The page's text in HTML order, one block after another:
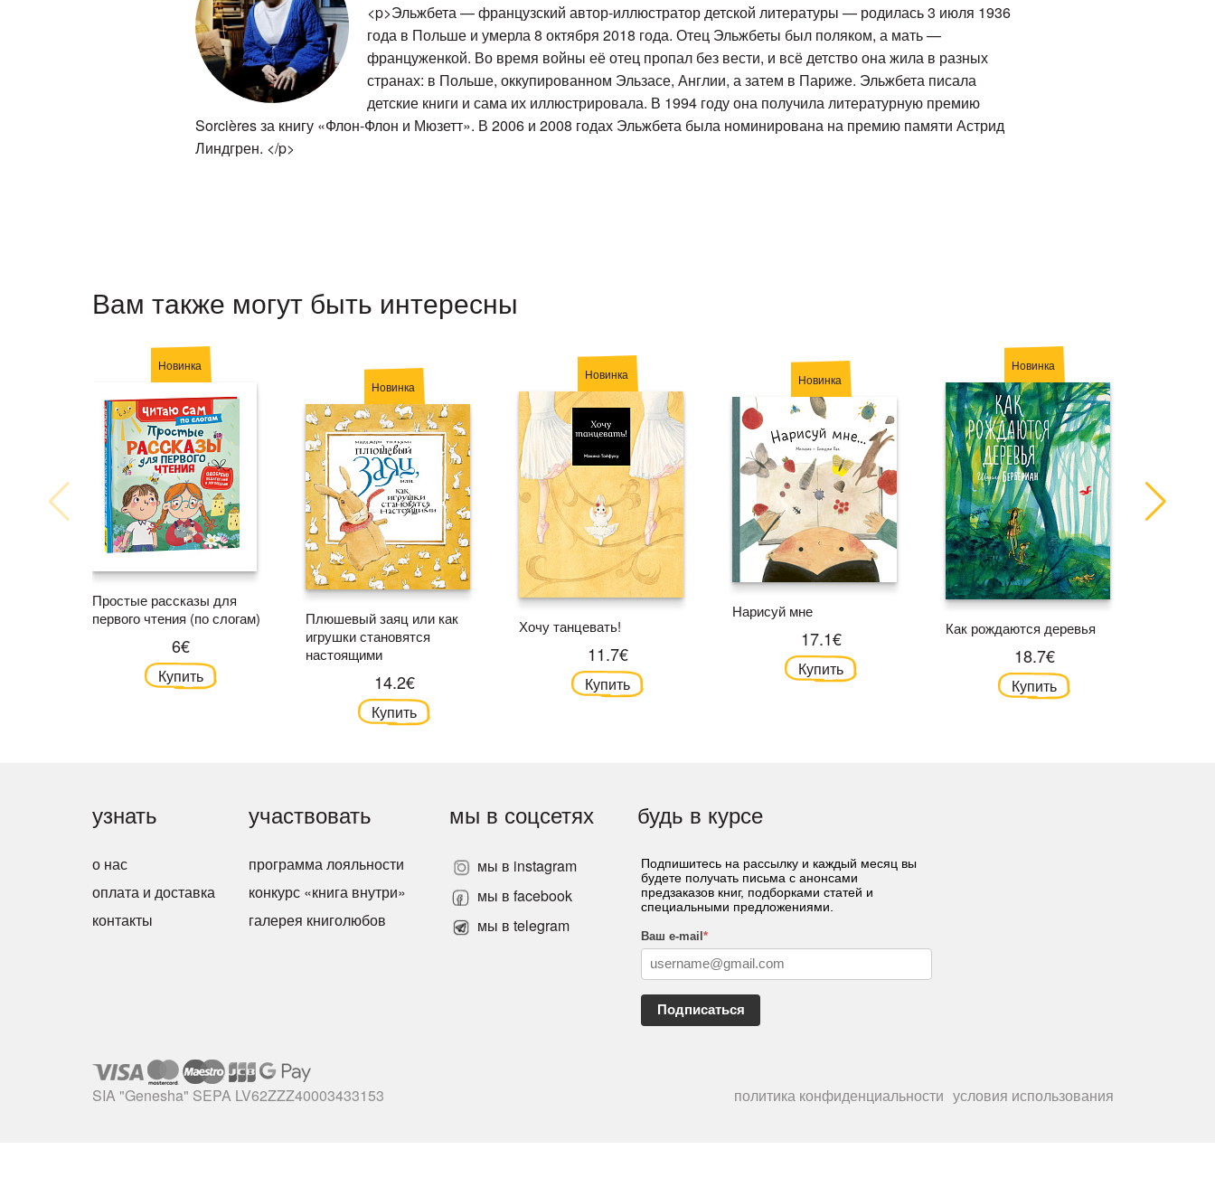
<p>Эльжбета — французский автор-иллюстратор детской литературы — родилась 3 июля 1936
года в Польше и умерла 8 октября 2018 года. Отец Эльжбеты был поляком, а мать —
француженкой. Во время войны её отец пропал без вести, и всё детство она жила в разных
странах: в Польше, оккупированном Эльзасе, Англии, а затем в Париже. Эльжбета писала
детские книги и сама их иллюстрировала. В 1994 году она получила литературную премию
Sorcières за книгу «Флон-Флон и Мюзетт». В 2006 и 2008 годах Эльжбета была номинирована на премию памяти Астрид
Линдгрен. </p>
Вам также могут быть интересны
Новинка
Простые рассказы для
первого чтения (по слогам)
6€
Купить
Новинка
Плюшевый заяц или как
игрушки становятся
настоящими
14.2€
Купить
Новинка
Хочу танцевать!
11.7€
Купить
Новинка
Нарисуй мне
17.1€
Купить
Новинка
Как рождаются деревья
18.7€
Купить
узнать
о нас
оплата и доставка
контакты
участвовать
программа лояльности
конкурс «книга внутри»
галерея книголюбов
мы в соцсетях
мы в instagram
мы в facebook
мы в telegram
будь в курсе
Подпишитесь на рассылку и каждый месяц вы
будете получать письма с анонсами
предзаказов книг, подборками статей и
специальными предложениями.
Ваш e-mail *
Подписаться
SIA "Genesha" SEPA LV62ZZZ40003433153 политика конфиденциальности условия использования